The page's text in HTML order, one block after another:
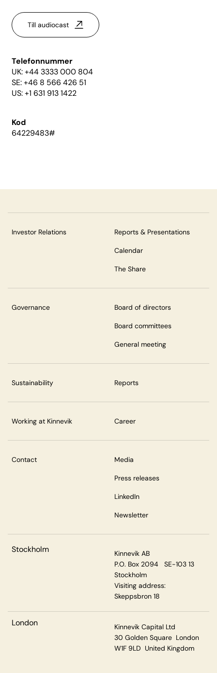
Till audiocast
Telefonnummer
UK: +44 3333 000 804
SE: +46 8 566 426 51
US: +1 631 913 1422
Kod
64229483#
Investor Relations Reports & Presentations
Calendar
The Share
Governance Board of directors
Board committees
General meeting
Sustainability Reports
Working at Kinnevik Career
Contact Media
Press releases
LinkedIn
Newsletter
Stockholm
Kinnevik AB
P.O. Box 2094 SE-103 13
Stockholm
Visiting address:
Skeppsbron 18
London
Kinnevik Capital Ltd
30 Golden Square London
W1F 9LD United Kingdom